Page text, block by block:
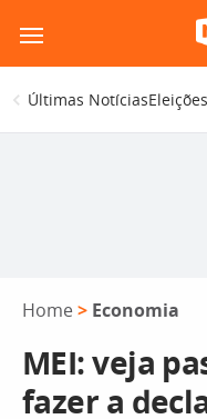
para
o
conteúdo
Últimas Notícias
Home > Economia
MEI: veja
fazer a